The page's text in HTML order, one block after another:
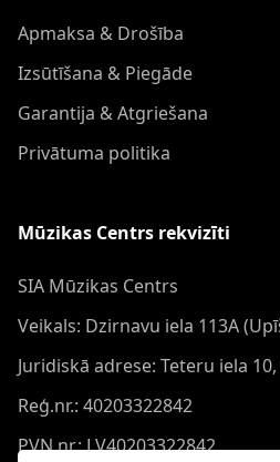
Apmaksa & Drošība
Izsūtīšana & Piegāde
Garantija & Atgriešana
Privātuma politika
Mūzikas Centrs rekvizīti
SIA Mūzikas Centrs
Veikals: Dzirnavu iela 113A
Juridiskā adrese: Teteru iela
Reģ.nr.: 40203322842
PVN nr.: LV40203322842